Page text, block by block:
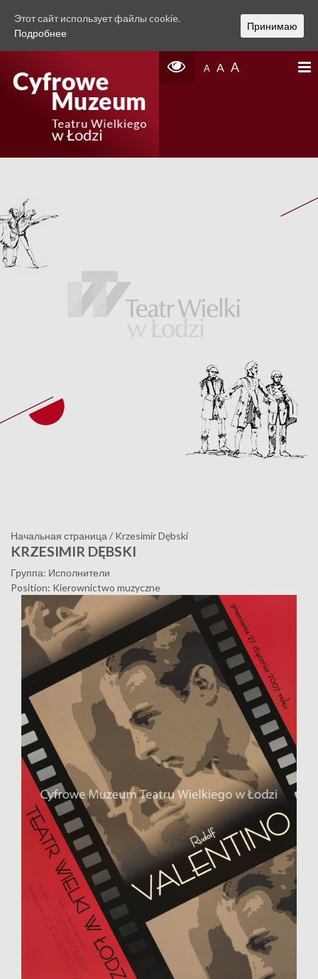
A A A
Начальная страница / Krzesimir Dębski
KRZESIMIR DĘBSKI
Группа: Исполнители
Position: Kierownictwo muzyczne
Этот сайт использует файлы cookie.
Подробнее
Принимаю